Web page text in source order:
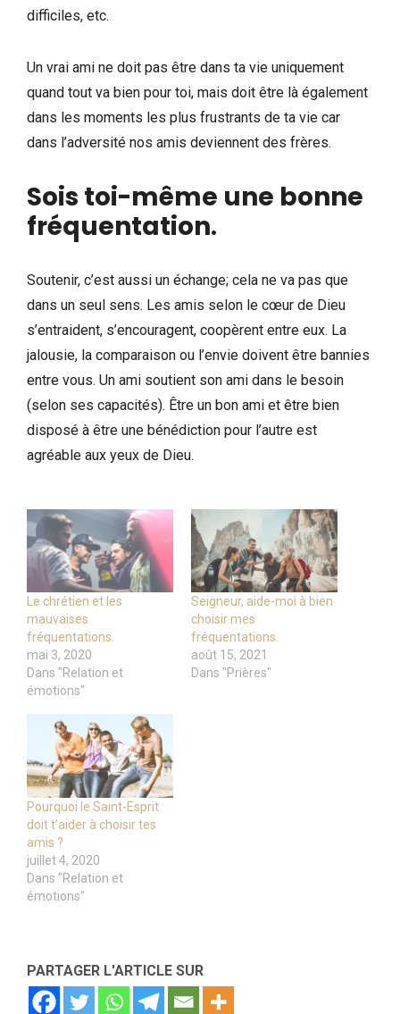
difficiles, etc.
Un vrai ami ne doit pas être dans ta vie uniquement
quand tout va bien pour toi, mais doit être là également
dans les moments les plus frustrants de ta vie car
dans l’adversité nos amis deviennent des frères.
Sois toi-même une bonne
fréquentation.
Soutenir, c’est aussi un échange; cela ne va pas que
dans un seul sens. Les amis selon le cœur de Dieu
s’entraident, s’encouragent, coopèrent entre eux. La
jalousie, la comparaison ou l’envie doivent être bannies
entre vous. Un ami soutient son ami dans le besoin
(selon ses capacités). Être un bon ami et être bien
disposé à être une bénédiction pour l’autre est
agréable aux yeux de Dieu.
Le chrétien et les
mauvaises
fréquentations.
mai 3, 2020
Dans "Relation et
émotions"
Seigneur, aide-moi à bien
choisir mes
fréquentations.
août 15, 2021
Dans "Prières"
Pourquoi le Saint-Esprit
doit t’aider à choisir tes
amis ?
juillet 4, 2020
Dans "Relation et
émotions"
PARTAGER L'ARTICLE SUR